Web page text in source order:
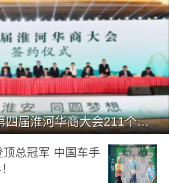
淮安成功举办第四届淮河华商大会211个签约项目 总投资1486.
总冠军 中国车手